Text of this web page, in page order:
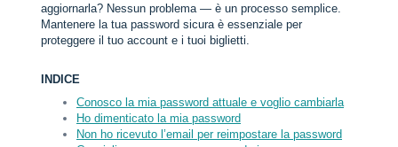
aggiornarla? Nessun problema — è un processo semplice.
Mantenere la tua password sicura è essenziale per
proteggere il tuo account e i tuoi biglietti.
INDICE
Conosco la mia password attuale e voglio cambiarla
Ho dimenticato la mia password
Non ho ricevuto l’email per reimpostare la password